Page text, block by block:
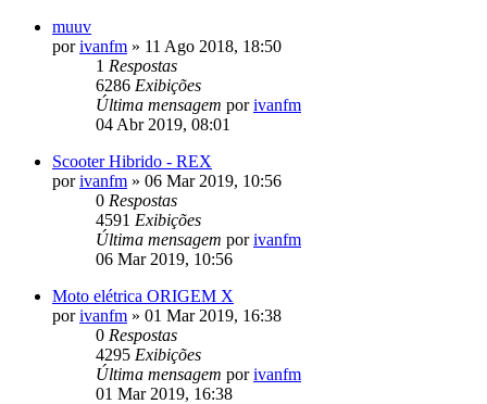
muuv
porivanfm » 11 Ago 2018, 18:50
1 Respostas
6286 Exibições
Última mensagem porivanfm
04 Abr 2019, 08:01
Scooter Hibrido - REX
porivanfm » 06 Mar 2019, 10:56
0 Respostas
4591 Exibições
Última mensagem porivanfm
06 Mar 2019, 10:56
Moto elétrica ORIGEM X
porivanfm » 01 Mar 2019, 16:38
0 Respostas
4295 Exibições
Última mensagem porivanfm
01 Mar 2019, 16:38